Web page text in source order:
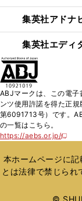
集英社アドナ
集英社エディ
ABJマークは、この電子
ンツ使用許諾を得た正
第6091713号）です。
の一覧はこちら。
https://aebs.or.jp/
新
い
ウ
ィ
本ホームページに
とは法律で禁じら